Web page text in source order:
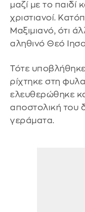
μαζί με το παιδί
χριστιανοί.
Μαξιμιανό, ότι
αληθινό Θεό
Τότε
ρίχτηκε στη
ελευθερώθηκε
αποστολική του
γεράματα.